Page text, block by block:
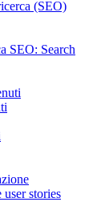
(SEO)
SEO: Search
stories